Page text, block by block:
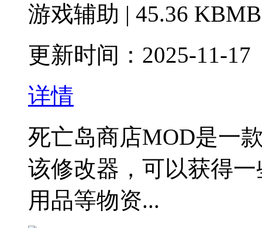
游戏辅助 | 45.36 KBMB
更新时间：2025-11-17
详情
死亡岛商店MOD是一
该修改器，可以获得
用品等物资...